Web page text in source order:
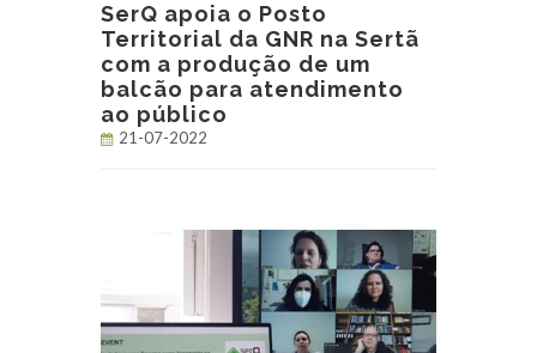
SerQ apoia o Posto
Territorial da GNR na Sertã
com a produção de um
balcão para atendimento
ao público
21-07-2022